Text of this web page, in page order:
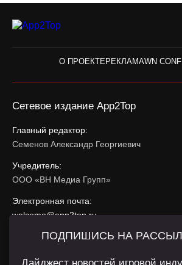
О ПРОЕКТЕ РЕКЛАМАWN
Сетевое издание App2Top
Главный редактор:
Семенов Александр Георгиевич
Учредитель:
ООО «ВН Медиа Групп»
Электронная почта:
welcome@app2top.ru
При использовании материалов активная
ПОДПИШИСЬ НА